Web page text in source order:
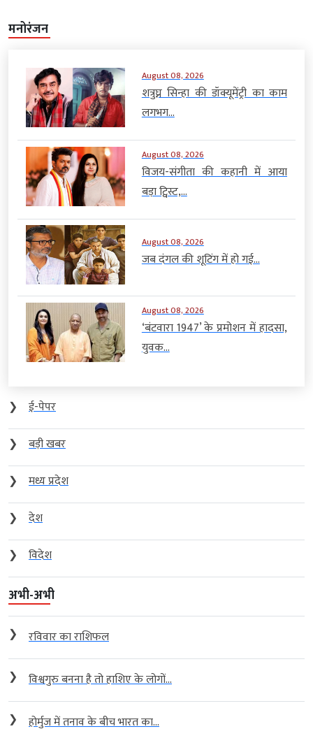
मनोरंजन
August 08, 2026
शत्रुघ्न सिन्हा की डॉक्यूमेंट्री का काम
लगभग...
August 08, 2026
विजय-संगीता की कहानी में आया
बड़ा ट्विस्ट,...
August 08, 2026
जब दंगल की शूटिंग में हो गई...
August 08, 2026
‘बंटवारा 1947’ के प्रमोशन में हादसा,
युवक...
❯
ई-पेपर
❯
बड़ी खबर
❯
मध्य प्रदेश
❯
देश
❯
विदेश
अभी-अभी
❯ रविवार का राशिफल
❯ विश्वगुरु बनना है तो हाशिए के लोगों...
❯ होर्मुज में तनाव के बीच भारत का...